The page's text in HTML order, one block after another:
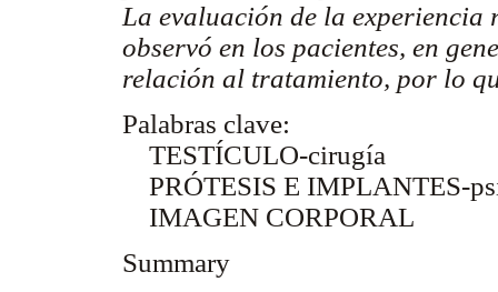
La evaluación de la
observó en los pacientes, en
relación al tratamiento, por lo
Palabras clave:
TESTÍCULO-cirugía
PRÓTESIS E IMPLANTES-
IMAGEN CORPORAL
Summary